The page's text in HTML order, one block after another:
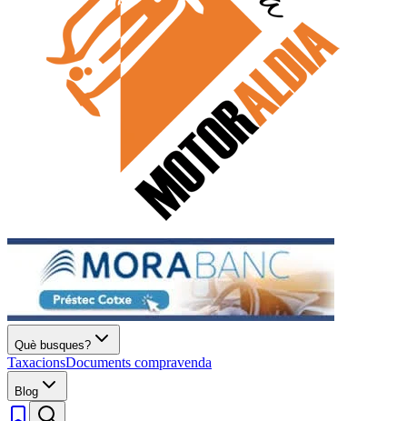
Què busques?
TaxacionsDocuments compravenda
Blog